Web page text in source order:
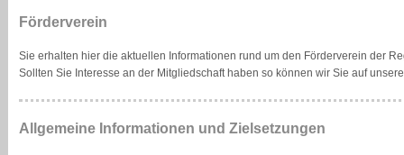
Förderverein
Sie erhalten hier die aktuellen Informationen rund um den Förderverein der
Sollten Sie Interesse an der Mitgliedschaft haben so können wir Sie auf
Allgemeine Informationen und Zielsetzungen